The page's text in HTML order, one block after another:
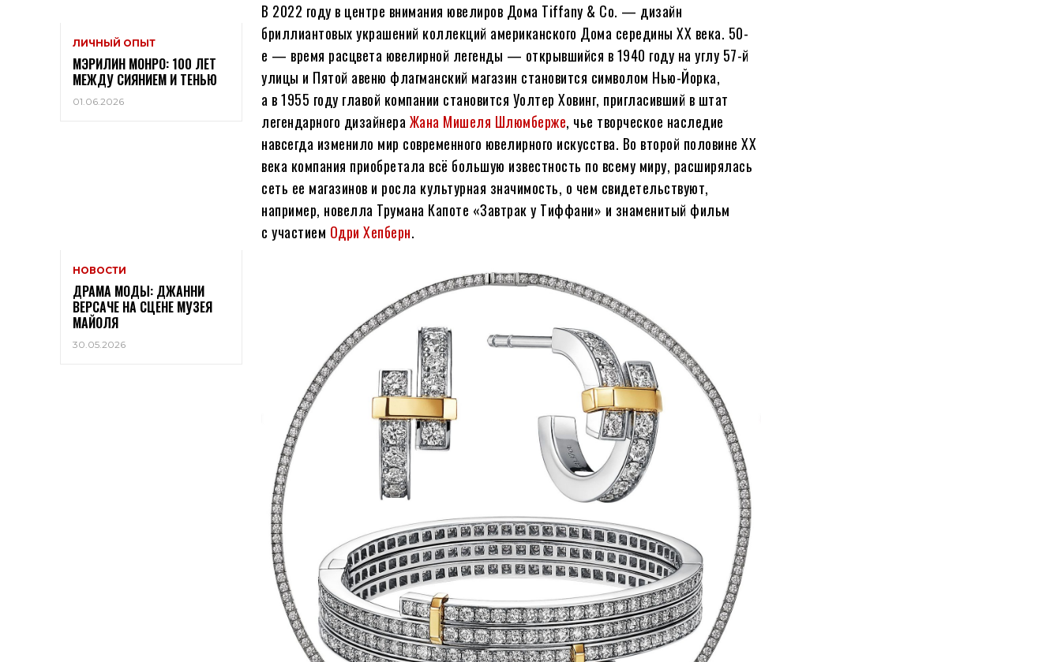
ЛИЧНЫЙ ОПЫТ
МЭРИЛИН МОНРО: 100 ЛЕТ
МЕЖДУ СИЯНИЕМ И ТЕНЬЮ
01.06.2026
НОВОСТИ
ДРАМА МОДЫ: ДЖАННИ
ВЕРСАЧЕ НА СЦЕНЕ МУЗЕЯ
МАЙОЛЯ
30.05.2026
В 2022 году в центре внимания ювелиров Дома Tiffany & Co. — дизайн
бриллиантовых украшений коллекций американского Дома середины XX века. 50-
е — время расцвета ювелирной легенды — открывшийся в 1940 году на углу 57-й
улицы и Пятой авеню флагманский магазин становится символом Нью-Йорка,
а в 1955 году главой компании становится Уолтер Ховинг, пригласивший в штат
легендарного дизайнераЖана Мишеля Шлюмберже, чье творческое наследие
навсегда изменило мир современного ювелирного искусства. Во второй половине XX
века компания приобретала всё большую известность по всему миру, расширялась
сеть ее магазинов и росла культурная значимость, о чем свидетельствуют,
например, новелла Трумана Капоте «Завтрак у Тиффани» и знаменитый фильм
с участием Одри Хепберн.